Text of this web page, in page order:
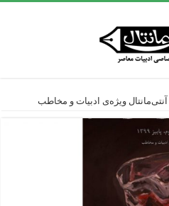
ویژه‌ی ادبیات و مخاطب